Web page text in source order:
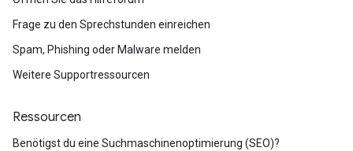
Frage zu den Sprechstunden einreichen
Spam, Phishing oder Malware melden
Weitere Supportressourcen
Ressourcen
Benötigst du eine Suchmaschinenoptimierung (SEO)?